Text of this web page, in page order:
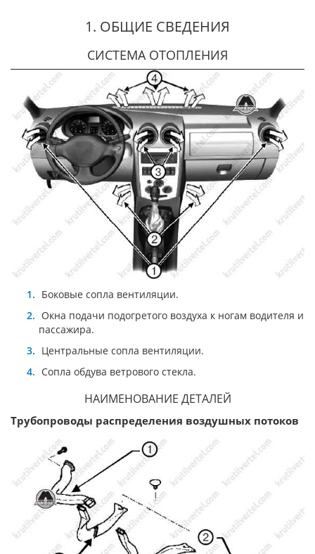
1. ОБЩИЕ СВЕДЕНИЯ
СИСТЕМА ОТОПЛЕНИЯ
Боковые сопла вентиляции.
Окна подачи подогретого воздуха к ногам водителя и
пассажира.
Центральные сопла вентиляции.
Сопла обдува ветрового стекла.
НАИМЕНОВАНИЕ ДЕТАЛЕЙ
Трубопроводы распределения воздушных потоков